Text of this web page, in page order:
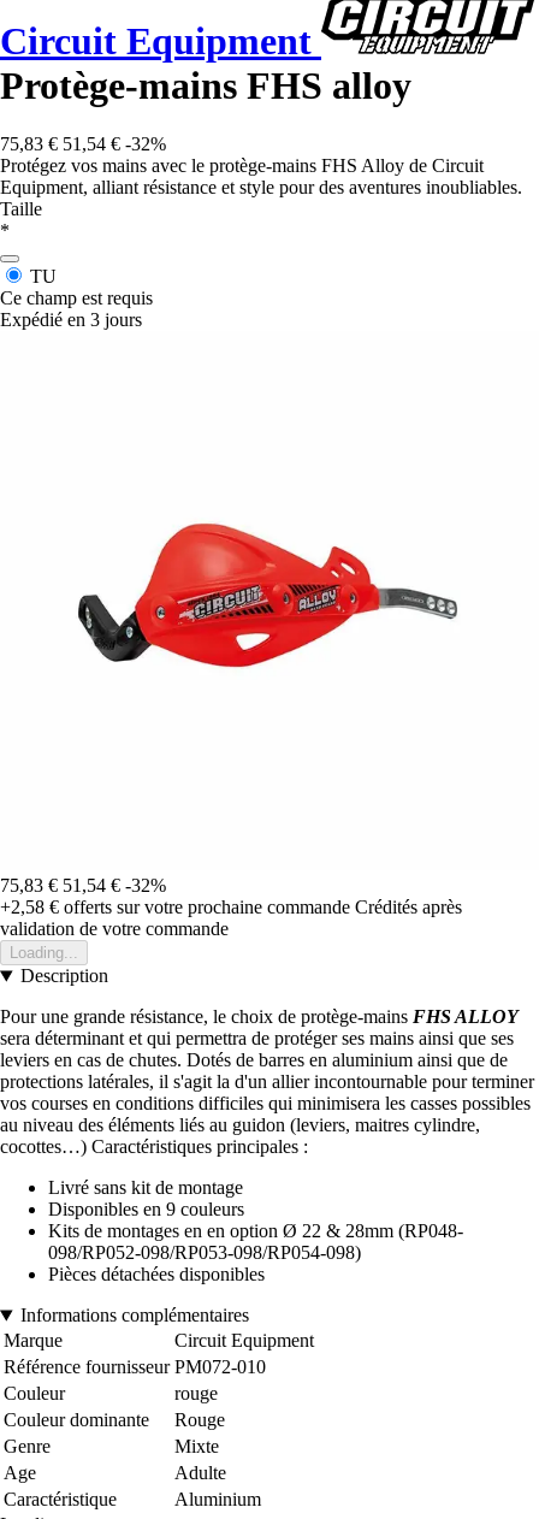
Circuit Equipment
Protège-mains FHS alloy
75,83 € 51,54 € -32%
Protégez vos mains avec le protège-mains FHS Alloy de Circuit
Equipment, alliant résistance et style pour des aventures inoubliables.
Taille
*
TU
Ce champ est requis
Expédié en 3 jours
75,83 € 51,54 € -32%
+2,58 € offerts sur votre prochaine commande Crédités après
validation de votre commande
Loading...
Description
Pour une grande résistance, le choix de protège-mains FHS ALLOY
sera déterminant et qui permettra de protéger ses mains ainsi que ses
leviers en cas de chutes. Dotés de barres en aluminium ainsi que de
protections latérales, il s'agit la d'un allier incontournable pour terminer
vos courses en conditions difficiles qui minimisera les casses possibles
au niveau des éléments liés au guidon (leviers, maitres cylindre,
cocottes…) Caractéristiques principales :
Livré sans kit de montage
Disponibles en 9 couleurs
Kits de montages en en option Ø 22 & 28mm (RP048-
098/RP052-098/RP053-098/RP054-098)
Pièces détachées disponibles
Informations complémentaires
Marque
Circuit Equipment
Référence fournisseur PM072-010
Couleur
rouge
Couleur dominante
Rouge
Genre
Mixte
Age
Adulte
Caractéristique
Aluminium